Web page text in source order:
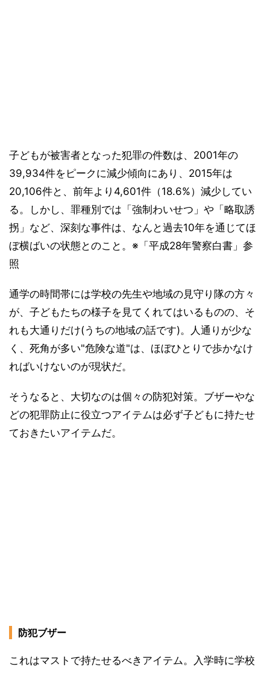
子どもが被害者となった犯罪の件数は、2001年の
39,934件をピークに減少傾向にあり、2015年は
20,106件と、前年より4,601件（18.6%）減少してい
る。しかし、罪種別では「強制わいせつ」や「略取誘
拐」など、深刻な事件は、なんと過去10年を通じてほ
ぼ横ばいの状態とのこと。※「平成28年警察白書」参
照
通学の時間帯には学校の先生や地域の見守り隊の方々
が、子どもたちの様子を見てくれてはいるものの、そ
れも大通りだけ(うちの地域の話です)。人通りが少な
く、死角が多い"危険な道"は、ほぼひとりで歩かなけ
ればいけないのが現状だ。
そうなると、大切なのは個々の防犯対策。ブザーやな
どの犯罪防止に役立つアイテムは必ず子どもに持たせ
ておきたいアイテムだ。
防犯ブザー
これはマストで持たせるべきアイテム。入学時に学校